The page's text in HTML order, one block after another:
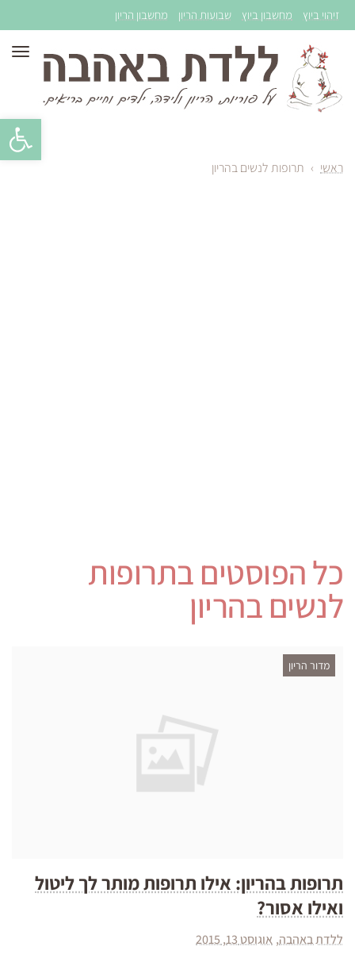
זיהוי ביוץ מחשבון ביוץ שבועות הריון מחשבון הריון
ראשי › תרופות לנשים בהריון
כל הפוסטים בתרופות
לנשים בהריון
מדור הריון
תרופות בהריון: אילו תרופות מותר לך ליטול
ואילו אסור?
ללדת באהבה אוגוסט 13, 2015
פתח